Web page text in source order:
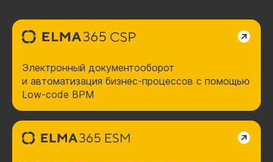
Электронный документооборот
и автоматизация бизнес-процессов с помощью
Low-code BPM